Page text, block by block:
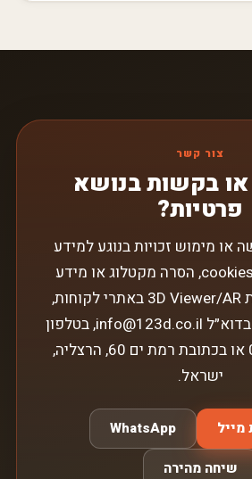
צור קשר
בקשות בנושא
פרטיות?
מימוש זכויות בנוגע למידע
אישי, העדפות cookies, הסרה מקטלוג או מידע
המעובד במסגרת 3D Viewer/AR באתרי לקוחות,
ניתן לפנות אלינו בדוא״ל info@123d.co.il, בטלפון
050-279-9970 או בכתובת רמת ים 60, הרצליה,
ישראל.
מייל WhatsApp
שיחה מהירה